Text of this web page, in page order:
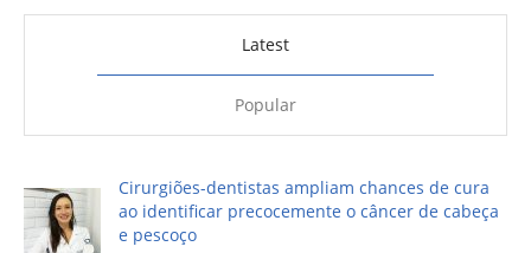
Latest
Popular
Cirurgiões-dentistas ampliam chances de cura
ao identificar precocemente o câncer de cabeça
e pescoço